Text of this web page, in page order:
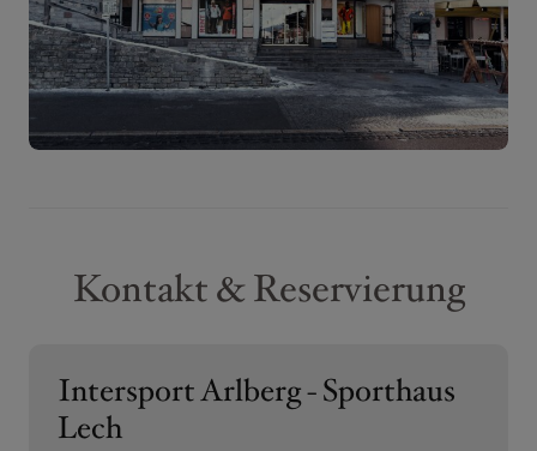
Kontakt & Reservierung
Intersport Arlberg - Sporthaus
Lech